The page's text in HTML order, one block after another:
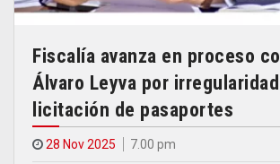
Fiscalía avanza en proceso
Álvaro Leyva por
licitación de pasaportes
28 Nov 2025 7.00 pm